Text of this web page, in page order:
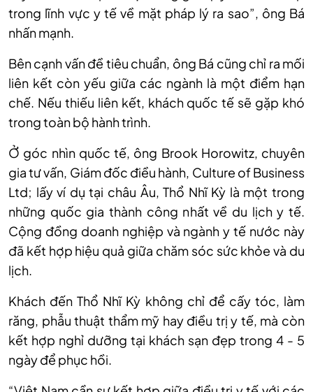
trong lĩnh vực y tế về mặt pháp lý ra sao”, ông Bá
nhấn mạnh.
Bên cạnh vấn đề tiêu chuẩn, ông Bá cũng chỉ ra mối
liên kết còn yếu giữa các ngành là một điểm hạn
chế. Nếu thiếu liên kết, khách quốc tế sẽ gặp khó
trong toàn bộ hành trình.
Ở góc nhìn quốc tế, ông Brook Horowitz, chuyên
gia tư vấn, Giám đốc điều hành, Culture of Business
Ltd; lấy ví dụ tại châu Âu, Thổ Nhĩ Kỳ là một trong
những quốc gia thành công nhất về du lịch y tế.
Cộng đồng doanh nghiệp và ngành y tế nước này
đã kết hợp hiệu quả giữa chăm sóc sức khỏe và du
lịch.
Khách đến Thổ Nhĩ Kỳ không chỉ để cấy tóc, làm
răng, phẫu thuật thẩm mỹ hay điều trị y tế, mà còn
kết hợp nghỉ dưỡng tại khách sạn đẹp trong 4 - 5
ngày để phục hồi.